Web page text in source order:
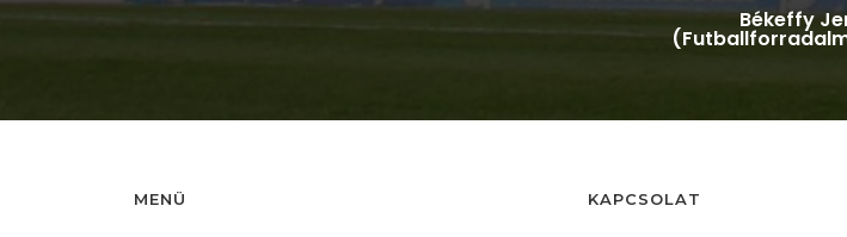
Békeffy
MENÜ KAPCSOLAT